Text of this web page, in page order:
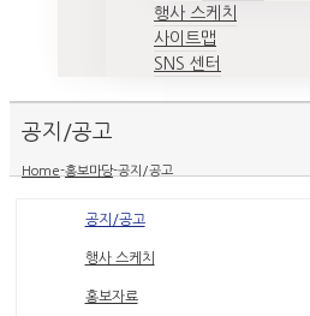
행사 스케치
사이트맵
SNS 센터
공지/공고
Home-홍보마당-공지/공고
공지/공고
행사 스케치
홍보자료